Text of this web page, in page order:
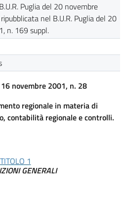
Puglia del 20 novembre
nel B.U.R. Puglia del 20
n. 169 suppl.
16 novembre 2001, n. 28
regionale in materia di
contabilità regionale e controlli.
TITOLO 1
GENERALI